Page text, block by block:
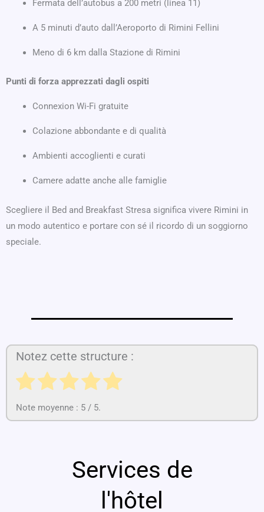
Fermata dell’autobus a 200 metri (linea 11)
A 5 minuti d’auto dall’Aeroporto di Rimini Fellini
Meno di 6 km dalla Stazione di Rimini
Punti di forza apprezzati dagli ospiti
Connexion Wi-Fi gratuite
Colazione abbondante e di qualità
Ambienti accoglienti e curati
Camere adatte anche alle famiglie
Scegliere il Bed and Breakfast Stresa significa vivere Rimini in
un modo autentico e portare con sé il ricordo di un soggiorno
speciale.
Notez cette structure :
Note moyenne : 5 / 5.
Services de
l'hôtel